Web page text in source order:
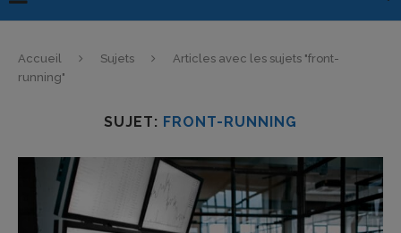
Accueil Sujets
Articles avec les sujets "front-
running"
SUJET: FRONT-RUNNING